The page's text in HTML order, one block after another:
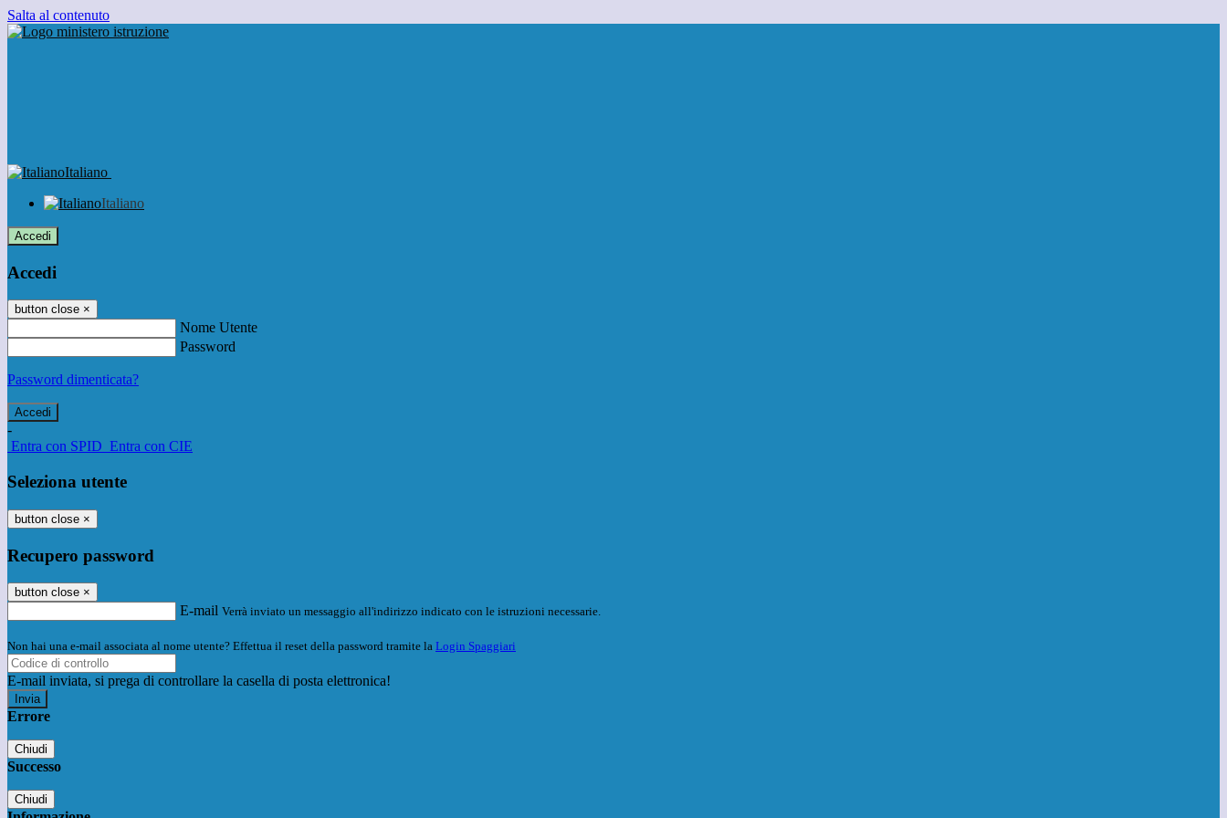
Salta al contenuto
Italiano
Italiano
Accedi
Accedi
button close ×
Nome Utente
Password
Password dimenticata?
-
Entra con SPID Entra con CIE
Seleziona utente
button close ×
Recupero password
button close ×
E-mail Verrà inviato un messaggio all'indirizzo indicato con le istruzioni necessarie.
Non hai una e-mail associata al nome utente? Effettua il reset della password tramite la Login Spaggiari
E-mail inviata, si prega di controllare la casella di posta elettronica!
Errore
Chiudi
Successo
Chiudi